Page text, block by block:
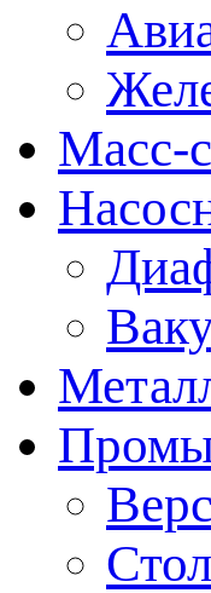
Масс-